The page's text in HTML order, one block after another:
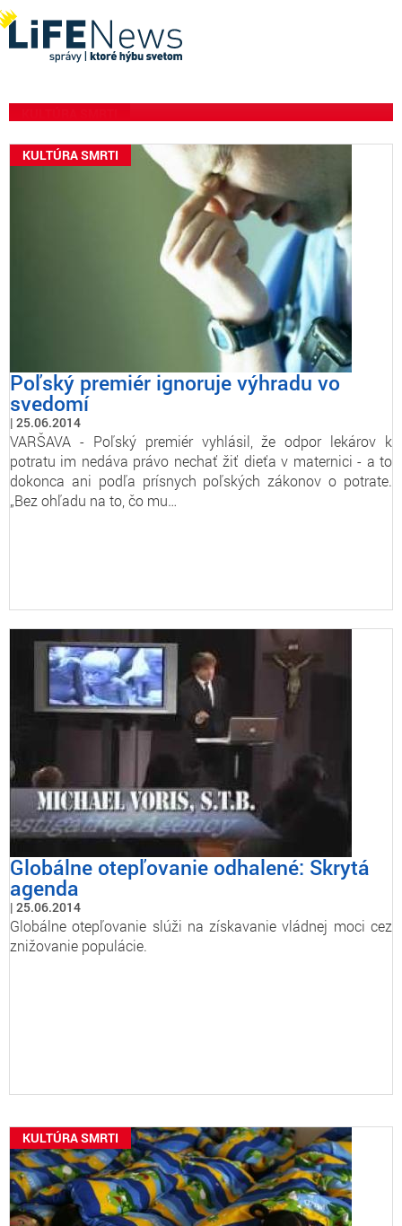
dostáva peniaze daňových
poplatníkov od škótskej
vlády
KULTÚRA SMRTI
Poľský premiér ignoruje výhradu vo
svedomí
25.06.2014
VARŠAVA - Poľský premiér vyhlásil, že odpor lekárov k
potratu im nedáva právo nechať žiť dieťa v maternici - a to
dokonca ani podľa prísnych poľských zákonov o potrate.
„Bez ohľadu na to, čo mu…
Globálne otepľovanie odhalené: Skrytá
agenda
25.06.2014
Globálne otepľovanie slúži na získavanie vládnej moci cez
znižovanie populácie.
KULTÚRA SMRTI